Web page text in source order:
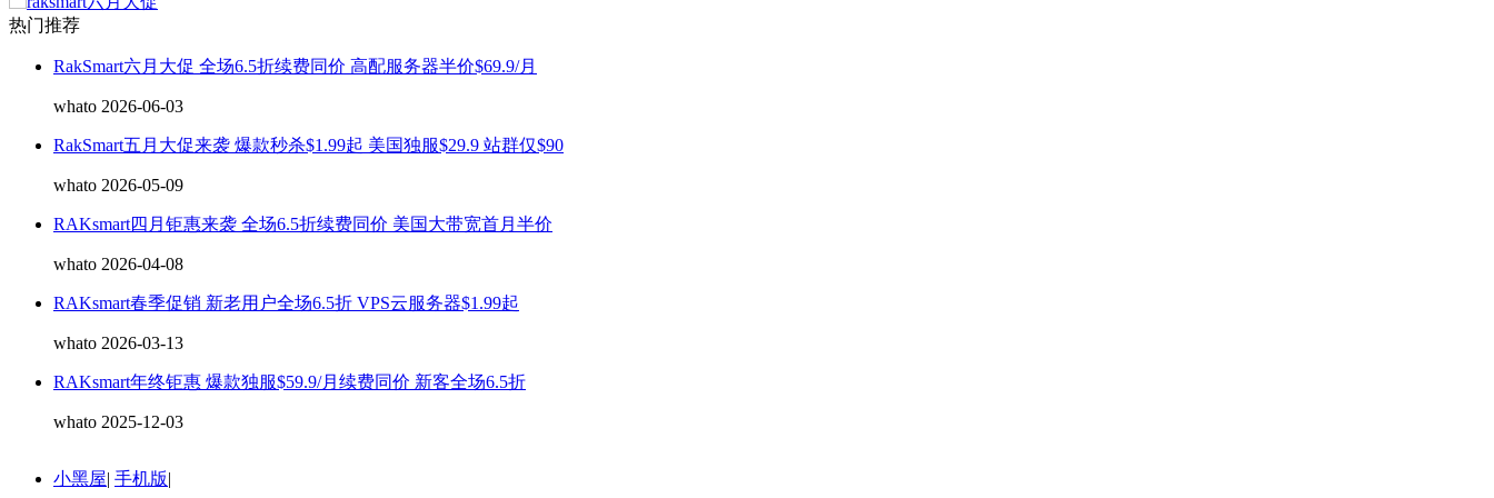
热门推荐
RakSmart六月大促 全场6.5折续费同价 高配服务器半价$69.9/月
whato 2026-06-03
RakSmart五月大促来袭 爆款秒杀$1.99起 美国独服$29.9 站群仅$90
whato 2026-05-09
RAKsmart四月钜惠来袭 全场6.5折续费同价 美国大带宽首月半价
whato 2026-04-08
RAKsmart春季促销 新老用户全场6.5折 VPS云服务器$1.99起
whato 2026-03-13
RAKsmart年终钜惠 爆款独服$59.9/月续费同价 新客全场6.5折
whato 2025-12-03
小黑屋| 手机版|